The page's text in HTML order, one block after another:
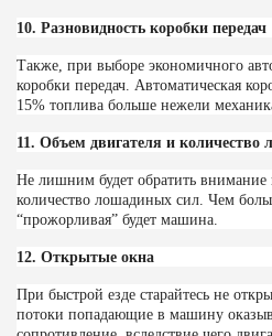
10. Разновидность коробки передач
Также, при выборе экономичного
коробки передач. Автоматическая
15% топлива больше нежели
11. Объем двигателя и количество
Не лишним будет обратить внимание
количество лошадиных сил. Чем
“прожорливая” будет машина.
12. Открытые окна
При быстрой езде старайтесь не
потоки попадающие в машину